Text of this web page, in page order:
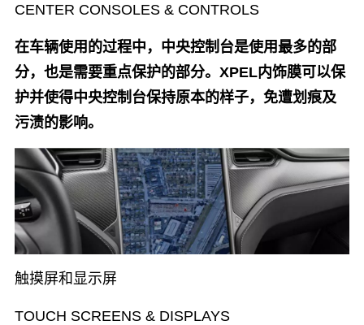
CENTER CONSOLES & CONTROLS
在车辆使用的过程中，中央控制台是使用最多的部
分，也是需要重点保护的部分。XPEL内饰膜可以保
护并使得中央控制台保持原本的样子，免遭划痕及
污渍的影响。
触摸屏和显示屏
TOUCH SCREENS & DISPLAYS